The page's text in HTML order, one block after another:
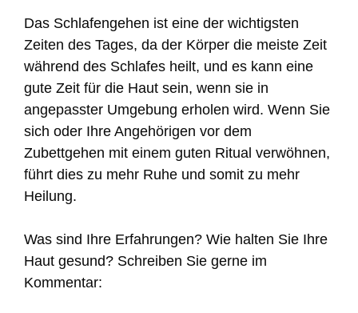
Das Schlafengehen ist eine der wichtigsten
Zeiten des Tages, da der Körper die meiste Zeit
während des Schlafes heilt, und es kann eine
gute Zeit für die Haut sein, wenn sie in
angepasster Umgebung erholen wird. Wenn Sie
sich oder Ihre Angehörigen vor dem
Zubettgehen mit einem guten Ritual verwöhnen,
führt dies zu mehr Ruhe und somit zu mehr
Heilung.
Was sind Ihre Erfahrungen? Wie halten Sie Ihre
Haut gesund? Schreiben Sie gerne im
Kommentar: